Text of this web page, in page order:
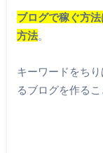
ブログで稼ぐ方
方法。
キーワードをち
るブログを作るこ